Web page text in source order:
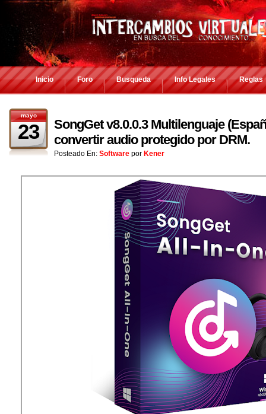
Inicio Foro Busqueda Info Legales Reglas
mayo
23
SongGet v8.0.0.3 Multilenguaje
convertir audio protegido por DRM.
Posteado En: Software por Kener